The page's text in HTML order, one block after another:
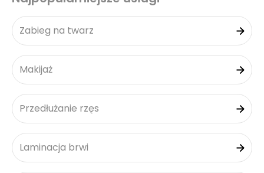
Zabieg na twarz
Makijaż
Przedłużanie rzęs
Laminacja brwi